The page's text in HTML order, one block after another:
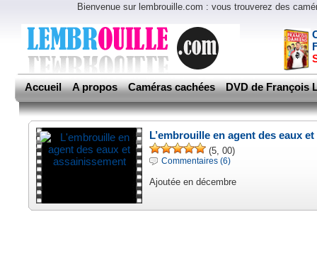
Bienvenue sur lembrouille.com : vous trouverez des
Accueil A propos Caméras cachées DVD de François
L’embrouille en agent des eaux
(5, 00)
Commentaires (6)
Ajoutée en décembre